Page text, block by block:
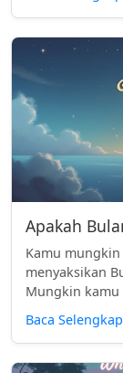
Apakah
Kamu
menyaksikan
Mungkin kamu
Baca